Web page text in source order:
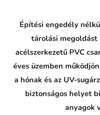
Építési engedély
tárolási megoldást
acélszerkezetű PVC
éves üzemben
a hónak és az UV-
biztonságos helyet
anyagok